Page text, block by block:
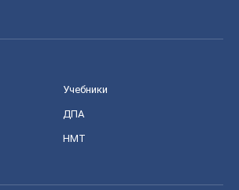
Учебники
ДПА
НМТ